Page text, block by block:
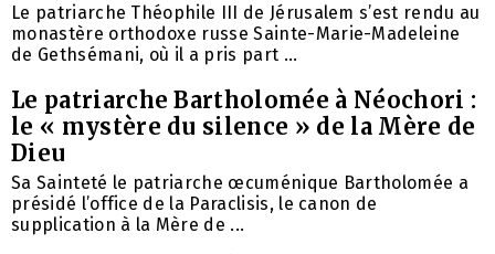
Le patriarche Théophile III de Jérusalem s’est rendu au
monastère orthodoxe russe Sainte-Marie-Madeleine
de Gethsémani, où il a pris part ...
Le patriarche Bartholomée à Néochori :
le « mystère du silence » de la Mère de
Dieu
Sa Sainteté le patriarche œcuménique Bartholomée a
présidé l’office de la Paraclisis, le canon de
supplication à la Mère de ...